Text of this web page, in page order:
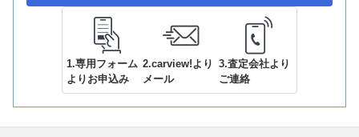
1.専用フォーム
よりお申込み
2.carview!より
メール
3.査定会社より
ご連絡